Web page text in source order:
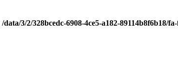
/data/3/2/328bcedc-6908-4ce5-a182-89114b8f6b18/